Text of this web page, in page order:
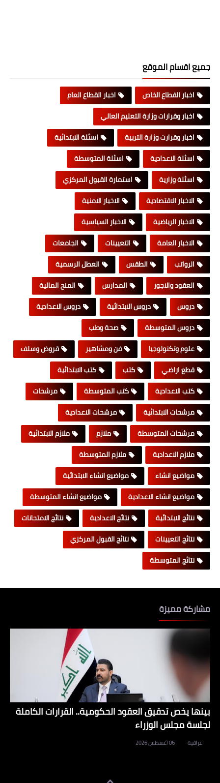
جميع اقسام الموقع
اخبار القطاع الخاص
اخبار القطاع العام
اخبار وقرارات وزارة التعليم العالي
اخبار وقرارت وزارة التربية
اسئلة الابتدائية
اسئلة الاعدادية
اسئلة المتوسطة
اسئلة وزارية
استمارة القبول المركزي
الاخبار الاقتصادية
الاخبار الامنية
الاخبار الرياضية
الاخبار السياسية
الاخبار العامة
التعيينات
الجامعات
الرواتب
الطقس
العطل الرسمية
العقود والاجور
المدارس
المنح المالية
دروس
دروس الابتدائية
دروس الاعدادية
دروس المتوسطة
صحة وطب
علوم وتكنولوجيا
فن ومشاهير
قروض وسلف
قطع اراضي
كتب
كتب الابتدائية
كتب الاعدادية
كتب المتوسطة
مرشحات
مرشحات الابتدائية
مرشحات الاعدادية
مرشحات المتوسطة
ملازم
ملازم الابتدائية
ملازم الاعدادية
ملازم المتوسطة
مواضيع انشاء
مواضيع انشاء الابتدائية
مواضيع انشاء الاعدادية
مواضيع انشاء المتوسطة
نتائج الابتدائية
نتائج الاعدادية
نتائج الامتحانات
نتائج التعيينات
نتائج القبول المركزي
نتائج المتوسطة
مشاركة مميزة
بينها يخص تدقيق العقود الحكومية.. القرارات الكاملة
لجلسة مجلس الوزراء
عراقية 06 أغسطس 2026